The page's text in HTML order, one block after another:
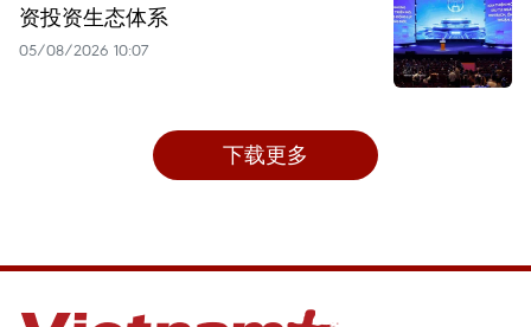
资投资生态体系
05/08/2026 10:07
下载更多